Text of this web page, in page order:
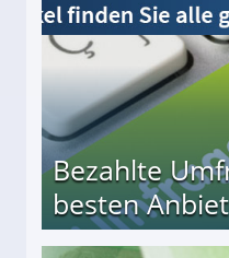
Bezahlte
besten